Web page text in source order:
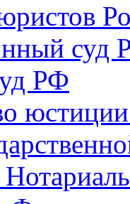
суд
РФ